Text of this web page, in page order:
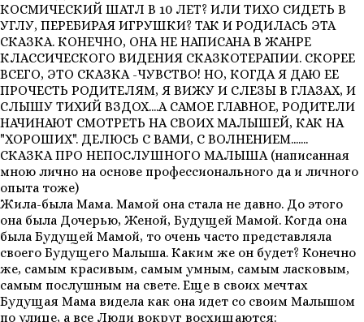
КОСМИЧЕСКИЙ ШАТЛ В 10 ЛЕТ? ИЛИ ТИХО СИДЕТЬ В
УГЛУ, ПЕРЕБИРАЯ ИГРУШКИ? ТАК И РОДИЛАСЬ ЭТА
СКАЗКА. КОНЕЧНО, ОНА НЕ НАПИСАНА В ЖАНРЕ
КЛАССИЧЕСКОГО ВИДЕНИЯ СКАЗКОТЕРАПИИ. СКОРЕЕ
ВСЕГО, ЭТО СКАЗКА -ЧУВСТВО! НО, КОГДА Я ДАЮ ЕЕ
ПРОЧЕСТЬ РОДИТЕЛЯМ, Я ВИЖУ И СЛЕЗЫ В ГЛАЗАХ, И
СЛЫШУ ТИХИЙ ВЗДОХ....А САМОЕ ГЛАВНОЕ, РОДИТЕЛИ
НАЧИНАЮТ СМОТРЕТЬ НА СВОИХ МАЛЫШЕЙ, КАК НА
"ХОРОШИХ". ДЕЛЮСЬ С ВАМИ, С ВОЛНЕНИЕМ.......
СКАЗКА ПРО НЕПОСЛУШНОГО МАЛЫША (написанная
мною лично на основе профессионального да и личного
опыта тоже)
Жила-была Мама. Мамой она стала не давно. До этого
она была Дочерью, Женой, Будущей Мамой. Когда она
была Будущей Мамой, то очень часто представляла
своего Будущего Малыша. Каким же он будет? Конечно
же, самым красивым, самым умным, самым ласковым,
самым послушным на свете. Еще в своих мечтах
Будущая Мама видела как она идет со своим Малышом
по улице, а все Люди вокруг восхищаются: